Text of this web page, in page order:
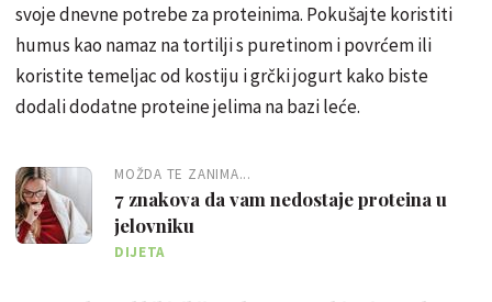
svoje dnevne potrebe za proteinima. Pokušajte koristiti
humus kao namaz na tortilji s puretinom i povrćem ili
koristite temeljac od kostiju i grčki jogurt kako biste
dodali dodatne proteine ​​jelima na bazi leće.
MOŽDA TE ZANIMA...
7 znakova da vam nedostaje proteina u
jelovniku
DIJETA